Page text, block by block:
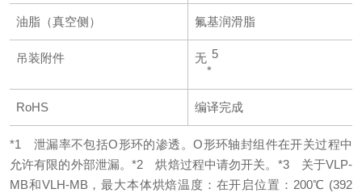
油脂（真空侧） 氟基润滑脂
吊装附件
无
*
5
RoHS 编译完成
*1 泄漏率不包括O形环的渗透。O形环轴封组件在开关过程中
允许有限的外部泄漏。*2 烘焙过程中请勿开关。 *3 关于VLP-
MB和VLH-MB，最大本体烘焙温度：在开启位置：200℃ (392